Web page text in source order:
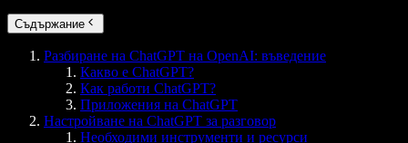
Съдържание
Разбиране на ChatGPT на OpenAI: въведение
Какво е ChatGPT?
Как работи ChatGPT?
Приложения на ChatGPT
Настройване на ChatGPT за разговор
Необходими инструменти и ресурси